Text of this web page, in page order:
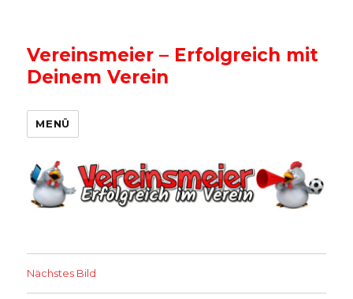
Vereinsmeier – Erfolgreich mit
Deinem Verein
MENÜ
Nächstes Bild